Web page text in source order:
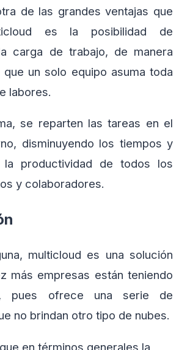
de las grandes ventajas que
es la posibilidad de
carga de trabajo, de manera
un solo equipo asuma toda
labores.
se reparten las tareas en el
disminuyendo los tiempos y
la productividad de todos los
y colaboradores.
multicloud es una solución
más empresas están teniendo
pues ofrece una serie de
no brindan otro tipo de nubes.
en términos generales la